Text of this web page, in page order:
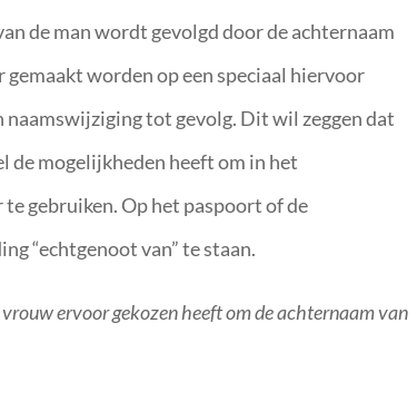
de man wordt gevolgd door de achternaam
gemaakt worden op een speciaal hiervoor
tot gevolg. Dit wil zeggen dat
de mogelijkheden heeft om in het
gebruiken. Op het paspoort of de
“echtgenoot van” te staan.
ervoor gekozen heeft om de achternaam van